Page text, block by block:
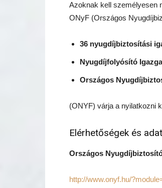
Azoknak kell személyesen
ONyF (Országos
36 nyugdíjbiztosítási
Nyugdíjfolyósító
Országos
(ONYF) várja a nyilatkozni
Elérhetőségek és
Országos
http://www.onyf.hu/